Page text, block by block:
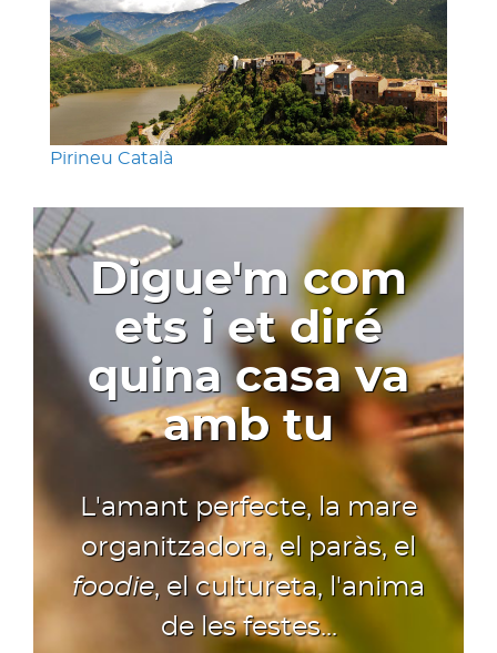
Pirineu Català
Digue'm com
ets i et diré
quina casa va
amb tu
L'amant perfecte, la mare
organitzadora, el paràs, el
foodie, el cultureta, l'anima
de les festes...